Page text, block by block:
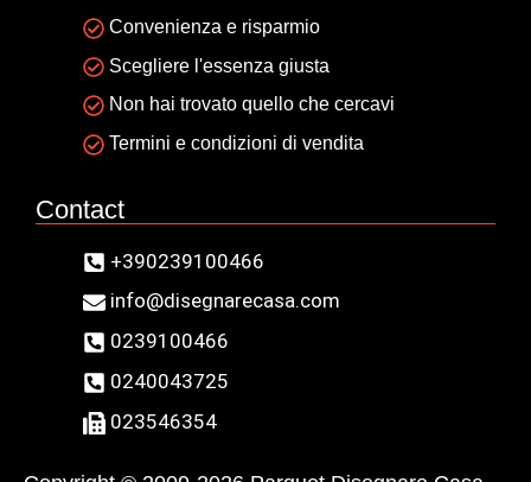
Convenienza e risparmio
Scegliere l'essenza giusta
Non hai trovato quello che cercavi
Termini e condizioni di vendita
Contact
+390239100466
info@disegnarecasa.com
0239100466
0240043725
023546354